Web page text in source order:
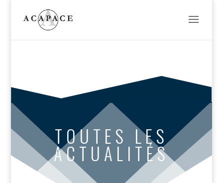
TOUTES LES
ACTUALITÉS